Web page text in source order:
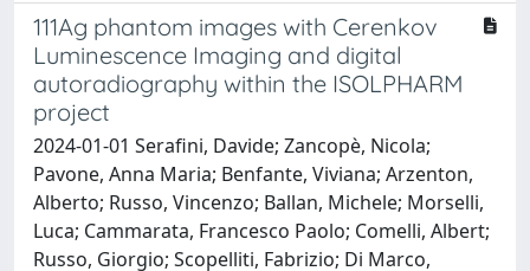
111Ag phantom images with Cerenkov
Luminescence Imaging and digital
autoradiography within the ISOLPHARM
project
2024-01-01 Serafini, Davide; Zancopè, Nicola;
Pavone, Anna Maria; Benfante, Viviana; Arzenton,
Alberto; Russo, Vincenzo; Ballan, Michele; Morselli,
Luca; Cammarata, Francesco Paolo; Comelli, Albert;
Russo, Giorgio; Scopelliti, Fabrizio; Di Marco,